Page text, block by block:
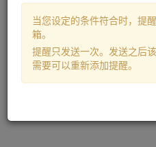
当您设定的条件符合时，提
箱。
提醒只发送一次。发送之后
需要可以重新添加提醒。